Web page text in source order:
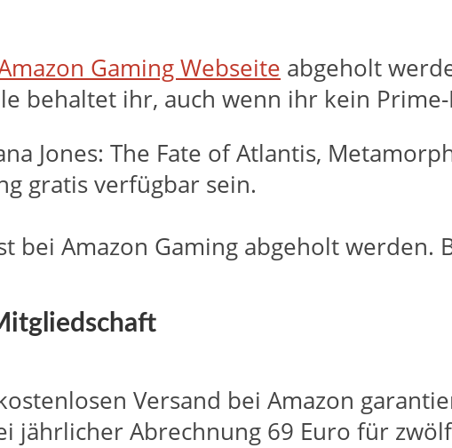
Gaming Webseite abgeholt
behaltet ihr, auch wenn ihr kein
Jones: The Fate of Atlantis,
gratis verfügbar sein.
bei Amazon Gaming abgeholt werden.
Versand bei Amazon
jährlicher Abrechnung 69 Euro für